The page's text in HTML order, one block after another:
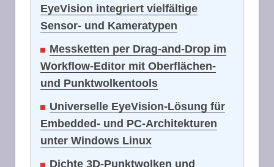
EyeVision integriert vielfältige
Sensor- und Kameratypen
Messketten per Drag-and-Drop im
Workflow-Editor mit Oberflächen-
und Punktwolkentools
Universelle EyeVision-Lösung für
Embedded- und PC-Architekturen
unter Windows Linux
Dichte 3D-Punktwolken und